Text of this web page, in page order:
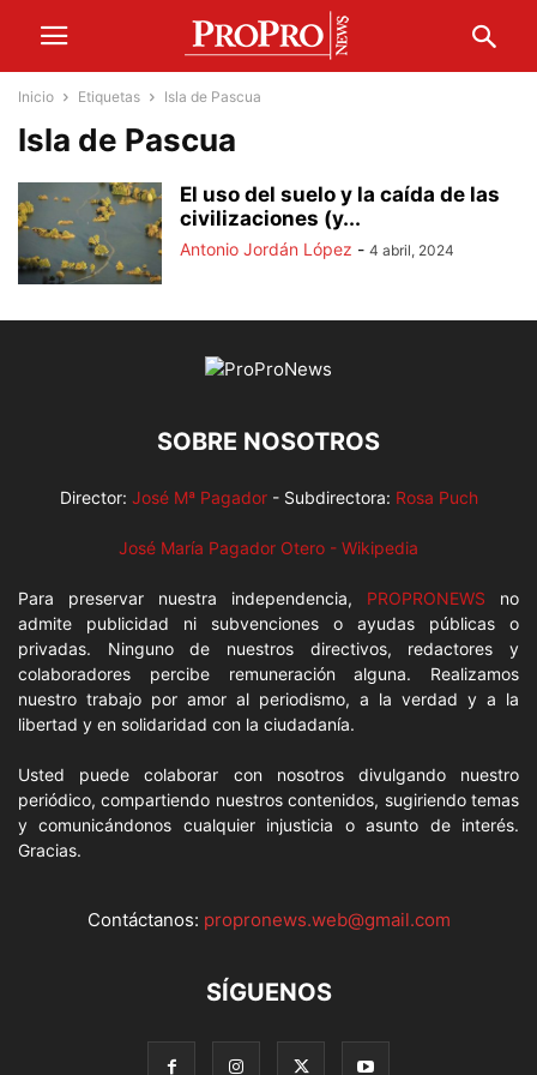
Inicio Etiquetas Isla de Pascua
Isla de Pascua
El uso del suelo y la caída de las
civilizaciones (y...
Antonio Jordán López - 4 abril, 2024
SOBRE NOSOTROS
Director: José Mª Pagador- Subdirectora: Rosa Puch
José María Pagador Otero - Wikipedia
Para preservar nuestra independencia, PROPRONEWS no
admite publicidad ni subvenciones o ayudas públicas o
privadas. Ninguno de nuestros directivos, redactores y
colaboradores percibe remuneración alguna. Realizamos
nuestro trabajo por amor al periodismo, a la verdad y a la
libertad y en solidaridad con la ciudadanía.
Usted puede colaborar con nosotros divulgando nuestro
periódico, compartiendo nuestros contenidos, sugiriendo temas
y comunicándonos cualquier injusticia o asunto de interés.
Gracias.
Contáctanos: propronews.web@gmail.com
SÍGUENOS